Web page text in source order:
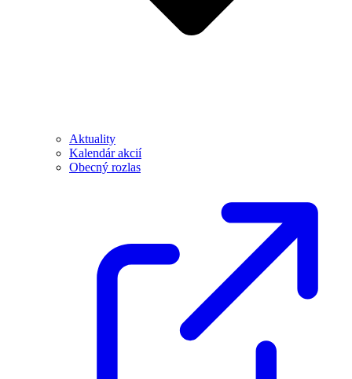
Aktuality
Kalendár akcií
Obecný rozlas